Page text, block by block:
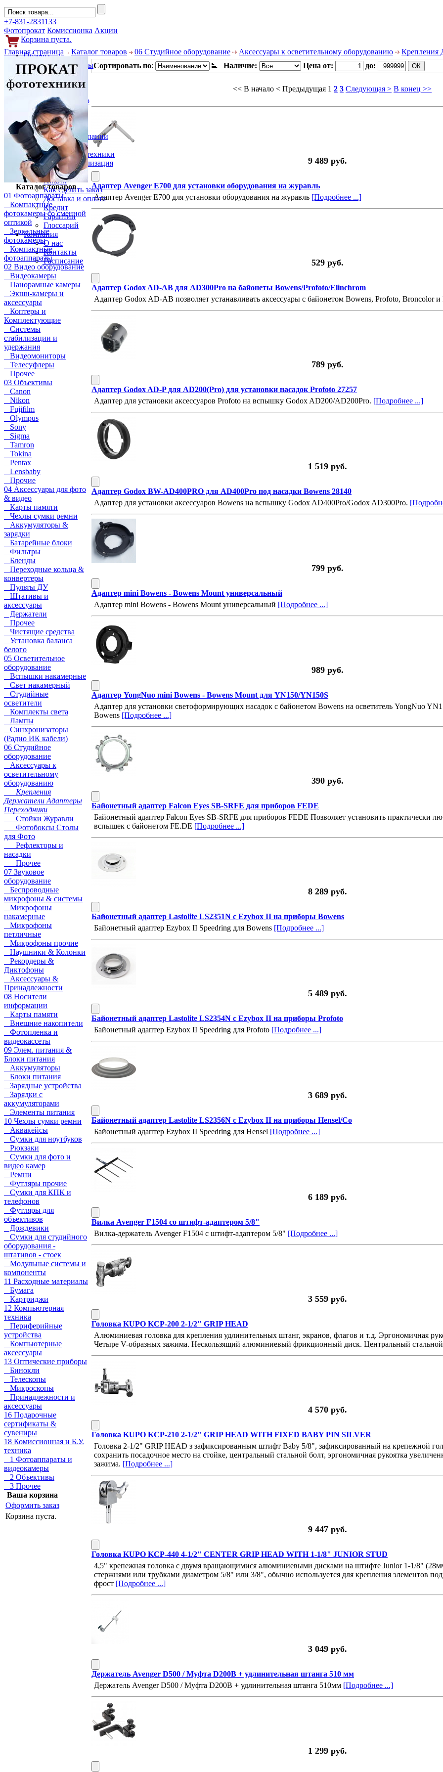
+7-831-2831133
Фотопрокат Комиссионка Акции
Корзина пуста.
Обзоры
Фотоаппараты
Объективы
Фильтры
Фото и видео
Гаджеты
Аксессуары
Слухи
Новости компании
Услуги
Прокат фототехники
Выкуп и реализация
Покупателям
Акции
Как сделать заказ
Доставка и оплата
Кредит
Гарантии
Глоссарий
Компания
О нас
Контакты
Расписание
Главная страница Каталог товаров 06 Студийное оборудование Аксессуары к осветительному оборудованию Крепления
Каталог товаров
01 Фотоаппараты
Компактные
фотокамеры со сменной
оптикой
Зеркальные
фотокамеры
Компактные
фотоаппараты
02 Видео оборудование
Видеокамеры
Панорамные камеры
Экшн-камеры и
аксессуары
Коптеры и
Комплектующие
Системы
стабилизации и
удержания
Видеомониторы
Телесуфлеры
Прочее
03 Объективы
Canon
Nikon
Fujifilm
Olympus
Sony
Sigma
Tamron
Tokina
Pentax
Lensbaby
Прочие
04 Аксессуары для фото
& видео
Карты памяти
Чехлы сумки ремни
Аккумуляторы &
зарядки
Батарейные блоки
Фильтры
Бленды
Переходные кольца &
конвертеры
Пульты ДУ
Штативы и
аксессуары
Держатели
Прочее
Чистящие средства
Установка баланса
белого
05 Осветительное
оборудование
Вспышки накамерные
Свет накамерный
Студийные
осветители
Комплекты света
Лампы
Синхронизаторы
(Радио ИК кабели)
06 Студийное
оборудование
Аксессуары к
осветительному
оборудованию
Крепления
Держатели Адаптеры
Переходники
Стойки Журавли
Фотобоксы Столы
для Фото
Рефлекторы и
насадки
Прочее
07 Звуковое
оборудование
Беспроводные
микрофоны & системы
Микрофоны
накамерные
Микрофоны
петличные
Микрофоны прочие
Наушники & Колонки
Рекордеры &
Диктофоны
Аксессуары &
Принадлежности
08 Носители
информации
Карты памяти
Внешние накопители
Фотопленка и
видеокассеты
09 Элем. питания &
Блоки питания
Аккумуляторы
Блоки питания
Зарядные устройства
Зарядки с
аккумуляторами
Элементы питания
10 Чехлы сумки ремни
Аквакейсы
Сумки для ноутбуков
Рюкзаки
Сумки для фото и
видео камер
Ремни
Футляры прочие
Сумки для КПК и
телефонов
Футляры для
объективов
Дождевики
Сумки для студийного
оборудования -
штативов - стоек
Модульные системы и
компоненты
11 Расходные материалы
Бумага
Картриджи
12 Компьютерная
техника
Периферийные
устройства
Компьютерные
аксессуары
13 Оптические приборы
Бинокли
Телескопы
Микроскопы
Принадлежности и
аксессуары
16 Подарочные
сертификаты &
сувениры
18 Комиссионная и Б.У.
техника
1 Фотоаппараты и
видеокамеры
2 Объективы
3 Прочее
Ваша корзина
Оформить заказ
Корзина пуста.
Сортировать по: Наличие: Цена от: до:
<< В начало < Предыдущая 1 2 3 Следующая > В конец >>
9 489 руб.
Адаптер Avenger E700 для установки оборудования на журавль
Адаптер Avenger E700 для установки оборудования на журавль [Подробнее ...]
529 руб.
Адаптер Godox AD-AB для AD300Pro на байонеты Bowens/Profoto/Elinchrom
Адаптер Godox AD-AB позволяет устанавливать аксессуары с байонетом Bowens, Profoto, Broncolor
789 руб.
Адаптер Godox AD-P для AD200(Pro) для установки насадок Profoto 27257
Адаптер для установки аксессуаров Profoto на вспышку Godox AD200/AD200Pro. [Подробнее ...]
1 519 руб.
Адаптер Godox BW-AD400PRO для AD400Pro под насадки Bowens 28140
Адаптер для установки аксессуаров Bowens на вспышку Godox AD400Pro/Godox AD300Pro.
799 руб.
Адаптер mini Bowens - Bowens Mount универсальный
Адаптер mini Bowens - Bowens Mount универсальный [Подробнее ...]
989 руб.
Адаптер YongNuo mini Bowens - Bowens Mount для YN150/YN150S
Адаптер для установки светоформирующих насадок с байонетом Bowens на осветитель YongNuo
Bowens [Подробнее ...]
390 руб.
Байонетный адаптер Falcon Eyes SB-SRFE для приборов FEDE
Байонетный адаптер Falcon Eyes SB-SRFE для приборов FEDE Позволяет установить практически
вспышек с байонетом FE.DE [Подробнее ...]
8 289 руб.
Байонетный адаптер Lastolite LS2351N с Ezybox II на приборы Bowens
Байонетный адаптер Ezybox II Speedring для Bowens [Подробнее ...]
5 489 руб.
Байонетный адаптер Lastolite LS2354N с Ezybox II на приборы Profoto
Байонетный адаптер Ezybox II Speedring для Profoto [Подробнее ...]
3 689 руб.
Байонетный адаптер Lastolite LS2356N с Ezybox II на приборы Hensel/Co
Байонетный адаптер Ezybox II Speedring для Hensel [Подробнее ...]
6 189 руб.
Вилка Avenger F1504 со штифт-адаптером 5/8"
Вилка-держатель Avenger F1504 с штифт-адаптером 5/8" [Подробнее ...]
3 559 руб.
Головка KUPO KCP-200 2-1/2" GRIP HEAD
Алюминиевая головка для крепления удлинительных штанг, экранов, флагов и т.д. Эргономичная
Четыре V-образных зажима. Нескользящий алюминиевый фрикционный диск. Центральный стальной
4 570 руб.
Головка KUPO KCP-210 2-1/2" GRIP HEAD WITH FIXED BABY PIN SILVER
Головка 2-1/2" GRIP HEAD з зафиксированным штифт Baby 5/8", зафиксированный на крепежной
сохранить посадочное место на стойке, центральный стальной болт, эргономичная рукоятка
зажима. [Подробнее ...]
9 447 руб.
Головка KUPO KCP-440 4-1/2" CENTER GRIP HEAD WITH 1-1/8" JUNIOR STUD
4,5" крепежная головка с двумя вращающимися алюминиевыми дисками на штифте Junior 1-1/8"
стержнями или трубками диаметром 5/8" или 3/8", обычно используется для крепления элементов
фрост [Подробнее ...]
3 049 руб.
Держатель Avenger D500 / Муфта D200B + удлинительная штанга 510 мм
Держатель Avenger D500 / Муфта D200B + удлинительная штанга 510мм [Подробнее ...]
1 299 руб.